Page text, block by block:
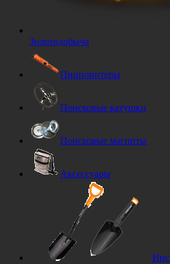
Золотодобыча
Пинпоинтеры
Поисковые катушки
Поисковые магниты
Аксессуары